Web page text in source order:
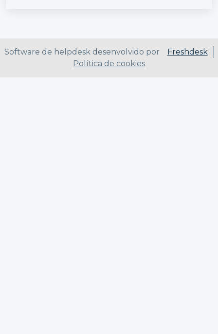
Software de helpdesk desenvolvido por
Freshdesk
Política de cookies